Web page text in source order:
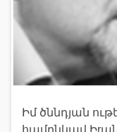
Իմ ծննդյան
համընկավ